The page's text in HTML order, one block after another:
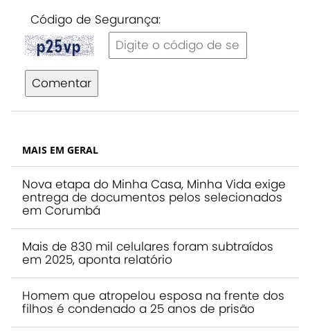
Código de Segurança:
Comentar
MAIS EM GERAL
Nova etapa do Minha Casa, Minha Vida exige
entrega de documentos pelos selecionados
em Corumbá
Mais de 830 mil celulares foram subtraídos
em 2025, aponta relatório
Homem que atropelou esposa na frente dos
filhos é condenado a 25 anos de prisão